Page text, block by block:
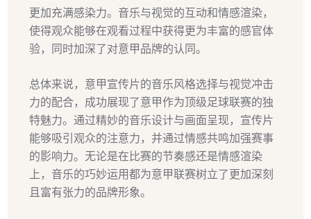
更加充满感染力。音乐与视觉的互动和情感渲染，
使得观众能够在观看过程中获得更为丰富的感官体
验，同时加深了对意甲品牌的认同。
总体来说，意甲宣传片的音乐风格选择与视觉冲击
力的配合，成功展现了意甲作为顶级足球联赛的独
特魅力。通过精妙的音乐设计与画面呈现，宣传片
能够吸引观众的注意力，并通过情感共鸣加强赛事
的影响力。无论是在比赛的节奏感还是情感渲染
上，音乐的巧妙运用都为意甲联赛树立了更加深刻
且富有张力的品牌形象。